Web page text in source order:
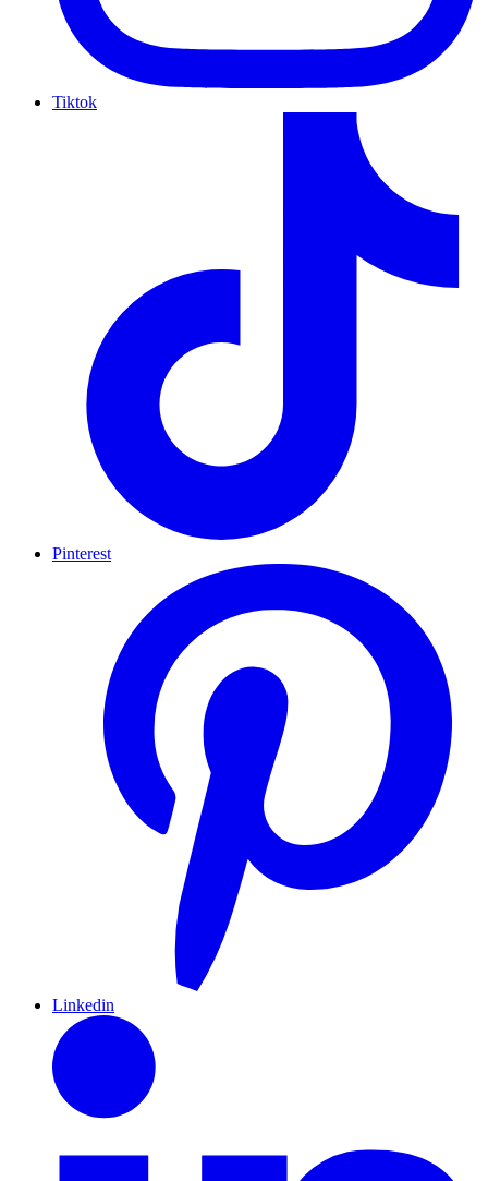
Tiktok
Pinterest
Linkedin